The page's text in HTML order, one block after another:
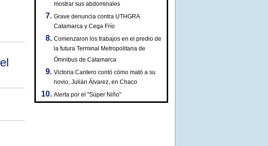
mostrar sus abdominales
Grave denuncia contra UTHGRA
Catamarca y Cega Frío
Comenzaron los trabajos en el predio de
la futura Terminal Metropolitana de
Ómnibus de Catamarca
Victoria Cantero contó cómo mató a su
novio, Julián Álvarez, en Chaco
Alerta por el "Súper Niño"